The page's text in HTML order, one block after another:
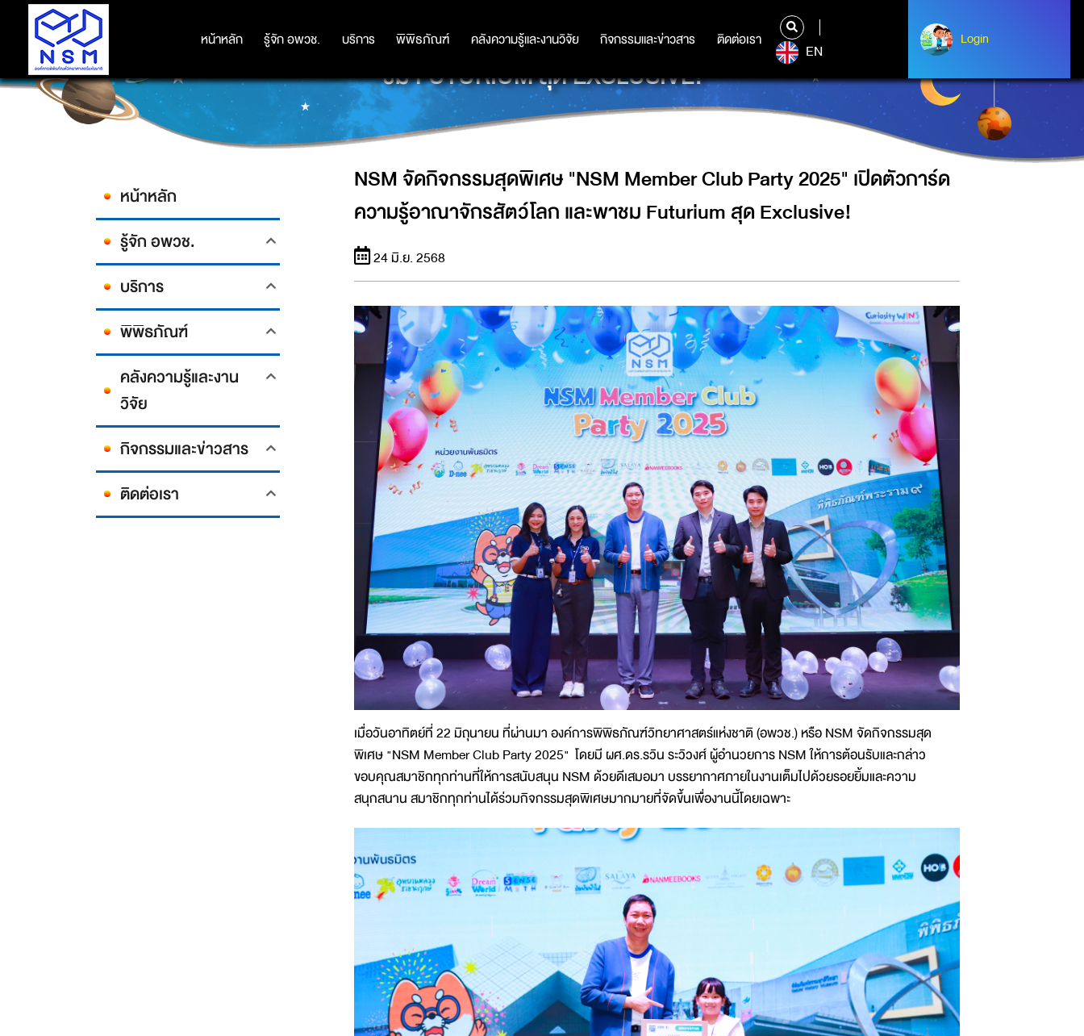
หน้าหลัก รู้จัก อพวช. บริการ พิพิธภัณฑ์ คลังความรู้และงานวิจัย กิจกรรมและข่าวสาร ติดต่อเรา
หน้าหลัก รู้จัก อพวช. บริการ พิพิธภัณฑ์ คลังความรู้และงานวิจัย กิจกรรมและข่าวสาร ติดต่อเรา
EN
Login
Login
NSM จัดกิจกรรมสุดพิเศษ "NSM MEMBER CLUB PARTY 2025" เปิดตัวการ์ดความรู้อาณาจักรสัตว์โลก และพา
ชม FUTURIUM สุด EXCLUSIVE!
หน้าหลัก
รู้จัก อพวช.
บริการ
พิพิธภัณฑ์
คลังความรู้และงาน
วิจัย
กิจกรรมและข่าวสาร
ติดต่อเรา
NSM จัดกิจกรรมสุดพิเศษ "NSM Member Club Party 2025" เปิดตัวการ์ด
ความรู้อาณาจักรสัตว์โลก และพาชม Futurium สุด Exclusive!
24 มิ.ย. 2568
เมื่อวันอาทิตย์ที่ 22 มิถุนายน ที่ผ่านมา องค์การพิพิธภัณฑ์วิทยาศาสตร์แห่งชาติ (อพวช.) หรือ NSM จัดกิจกรรมสุด
พิเศษ "NSM Member Club Party 2025" โดยมี ผศ.ดร.รวิน ระวิวงศ์ ผู้อำนวยการ NSM ให้การต้อนรับและกล่าว
ขอบคุณสมาชิกทุกท่านที่ให้การสนับสนุน NSM ด้วยดีเสมอมา บรรยากาศภายในงานเต็มไปด้วยรอยยิ้มและความ
สนุกสนาน สมาชิกทุกท่านได้ร่วมกิจกรรมสุดพิเศษมากมายที่จัดขึ้นเพื่องานนี้โดยเฉพาะ